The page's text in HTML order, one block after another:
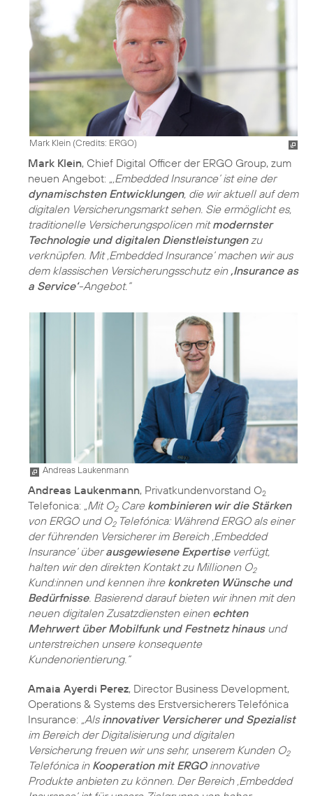
Mark Klein (Credits: ERGO)
Mark Klein, Chief Digital Officer der ERGO Group, zum
neuen Angebot:
„‚Embedded Insurance‘ ist eine der
dynamischsten Entwicklungen, die wir aktuell auf dem
digitalen Versicherungsmarkt sehen. Sie ermöglicht es,
traditionelle Versicherungspolicen mitmodernster
Technologie und digitalen Dienstleistungenzu
verknüpfen. Mit ‚Embedded Insurance‘ machen wir aus
dem klassischen Versicherungsschutz ein ‚Insurance as
a Service‘-Angebot.“
Andreas Laukenmann
Andreas Laukenmann, Privatkundenvorstand O2
Telefonica: „Mit O2Care kombinieren wir die Stärken
von ERGO und O2Telefónica: Während ERGO als einer
der führenden Versicherer im Bereich ‚Embedded
Insurance‘ überausgewiesene Expertiseverfügt,
halten wir den direkten Kontakt zu Millionen O2
Kund:innen und kennen ihre konkreten Wünsche und
Bedürfnisse. Basierend darauf bieten wir ihnen mit den
neuen digitalen Zusatzdiensten einen echten
Mehrwert über Mobilfunk und Festnetz hinausund
unterstreichen unsere konsequente
Kundenorientierung.“
Amaia Ayerdi Perez, Director Business Development,
Operations & Systems des Erstversicherers Telefónica
Insurance: „Als innovativer Versicherer und Spezialist
im Bereich der Digitalisierung und digitalen
Versicherung freuen wir uns sehr, unserem Kunden O2
Telefónica in Kooperation mit ERGOinnovative
Produkte anbieten zu können. Der Bereich ‚Embedded